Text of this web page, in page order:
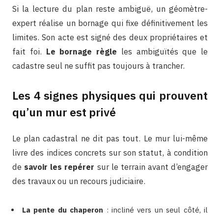
Si la lecture du plan reste ambiguë, un géomètre-
expert réalise un bornage qui fixe définitivement les
limites. Son acte est signé des deux propriétaires et
fait foi. Le bornage règle les ambiguïtés que le
cadastre seul ne suffit pas toujours à trancher.
Les 4 signes physiques qui prouvent
qu’un mur est privé
Le plan cadastral ne dit pas tout. Le mur lui-même
livre des indices concrets sur son statut, à condition
de savoir les repérer sur le terrain avant d’engager
des travaux ou un recours judiciaire.
La pente du chaperon : incliné vers un seul côté, il